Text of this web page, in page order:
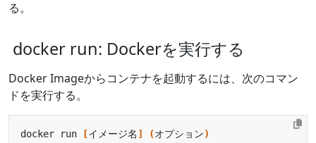
る。
docker run: Dockerを実行する
Docker Imageからコンテナを起動するには、次のコマン
ドを実行する。
docker run [イメージ名 ] (オプション)